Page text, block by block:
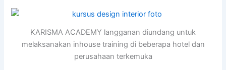
KARISMA ACADEMY langganan diundang untuk
melaksanakan inhouse training di beberapa hotel dan
perusahaan terkemuka